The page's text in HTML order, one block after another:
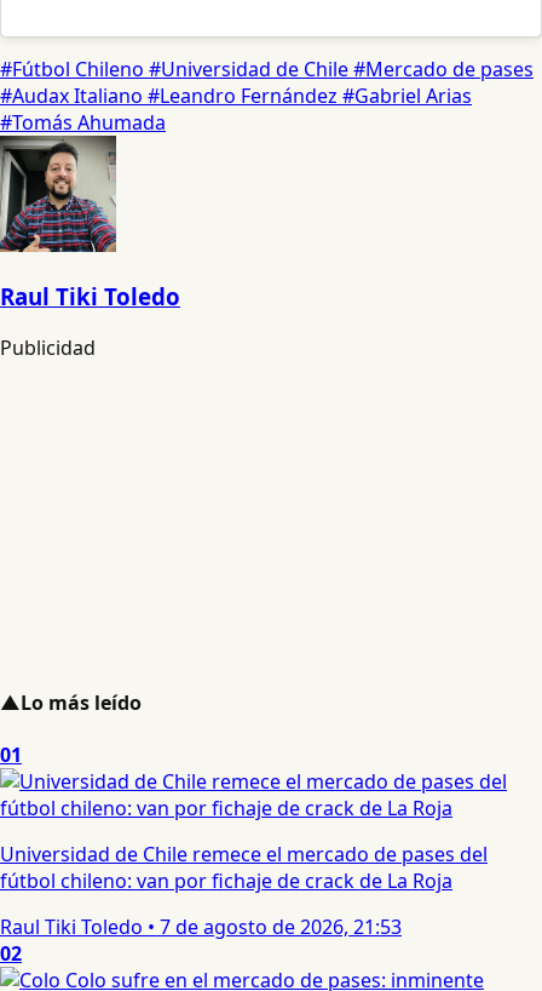
#Fútbol Chileno #Universidad de Chile#Mercado de pases
#Audax Italiano #Leandro Fernández #Gabriel Arias
#Tomás Ahumada
Raul Tiki Toledo
Publicidad
▲Lo más leído
01
Universidad de Chile remece el mercado de pases del
fútbol chileno: van por fichaje de crack de La Roja
Raul Tiki Toledo • 7 de agosto de 2026, 21:53
02